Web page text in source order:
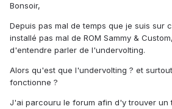
Bonsoir,
Depuis pas mal de temps que je suis sur
installé pas mal de ROM Sammy &
d'entendre parler de l'undervolting.
Alors qu'est que l'undervolting ? et
fonctionne ?
J'ai parcouru le forum afin d'y trouver un